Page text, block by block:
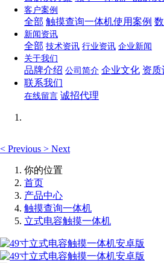
客户案例
全部 触摸查询一体机使用案例
新闻资讯
全部 技术资讯 行业资讯 企业新闻
关于我们
品牌介绍 公司简介 企业文化 资质
联系我们
在线留言 诚招代理
< Previous > Next
你的位置
首页
产品中心
触摸查询一体机
立式电容触摸一体机